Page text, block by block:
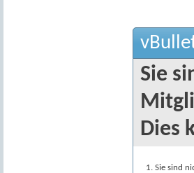
Sie
Dies
Sie sind